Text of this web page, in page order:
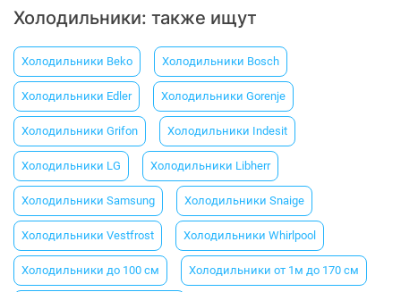
Холодильники: также ищут
Холодильники Beko Холодильники Вosch
Холодильники Еdler Холодильники Gorenje
Холодильники Grifon Холодильники Indesit
Холодильники LG Холодильники Libherr
Холодильники Samsung Холодильники Snaige
Холодильники Vestfrost Холодильники Whirlpool
Холодильники до 100 см Холодильники от 1м до 170 см